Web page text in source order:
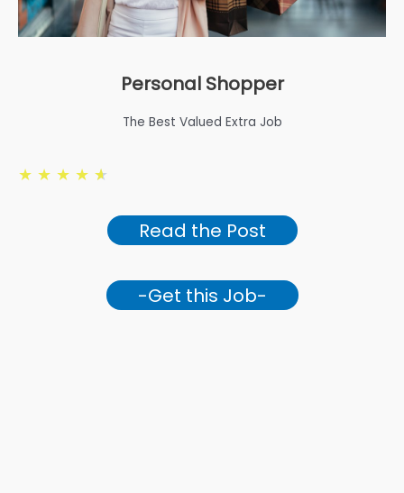
Personal Shopper
The Best Valued Extra Job
★ ★ ★ ★ ★
Read the Post
-Get this Job-